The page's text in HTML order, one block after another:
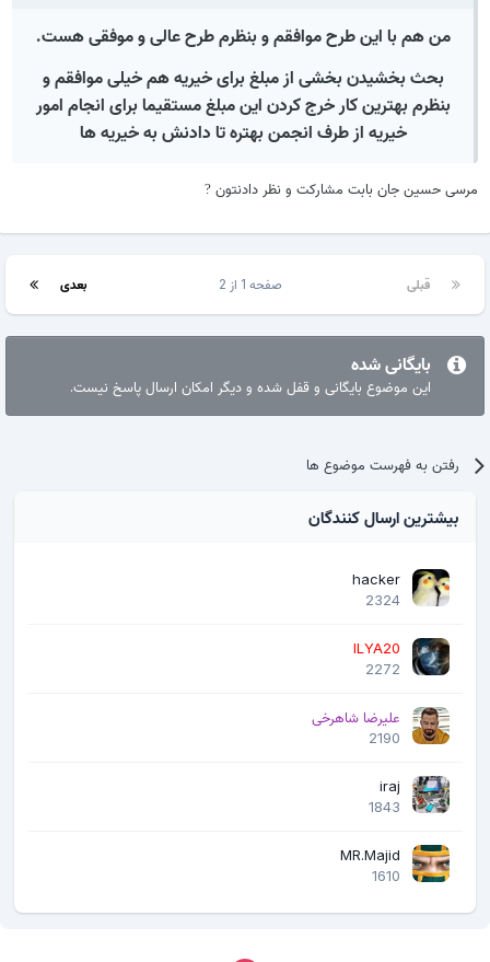
من هم با این طرح موافقم و بنظرم طرح عالی و موفقی هست.
بحث بخشیدن بخشی از مبلغ برای خیریه هم خیلی موافقم و
بنظرم بهترین کار خرج کردن این مبلغ مستقیما برای انجام امور
خیریه از طرف انجمن بهتره تا دادنش به خیریه ها
مرسی حسین جان بابت مشارکت و نظر دادنتون?
قبلی بعدی صفحه 1 از 2
بایگانی شده
این موضوع بایگانی و قفل شده و دیگر امکان ارسال پاسخ نیست.
رفتن به فهرست موضوع ها
بیشترین ارسال کنندگان
hacker
2324
ILYA20
2272
علیرضا شاهرخی
2190
iraj
1843
MR.Majid
1610